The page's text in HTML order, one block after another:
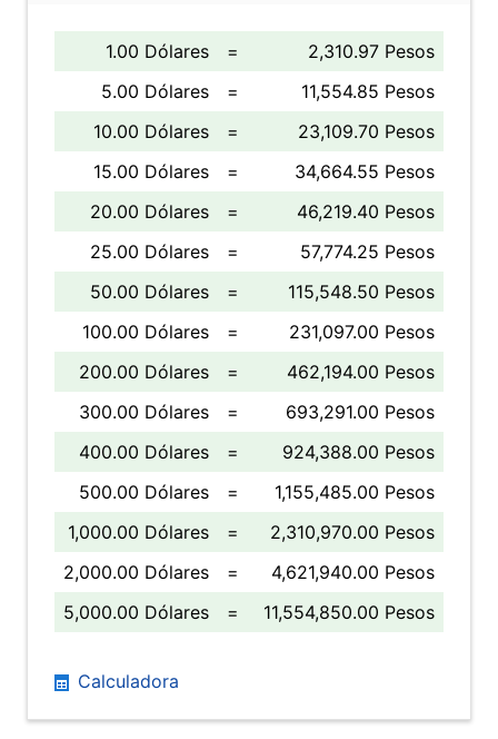
1.00 Dólares =
2,310.97 Pesos
5.00 Dólares
=
11,554.85 Pesos
10.00 Dólares
=
23,109.70 Pesos
15.00 Dólares
=
34,664.55 Pesos
20.00 Dólares
=
46,219.40 Pesos
25.00 Dólares
=
57,774.25 Pesos
50.00 Dólares
=
115,548.50 Pesos
100.00 Dólares
=
231,097.00 Pesos
200.00 Dólares
=
462,194.00 Pesos
300.00 Dólares
=
693,291.00 Pesos
400.00 Dólares
=
924,388.00 Pesos
500.00 Dólares
=
1,155,485.00 Pesos
1,000.00 Dólares
=
2,310,970.00 Pesos
2,000.00 Dólares
=
4,621,940.00 Pesos
5,000.00 Dólares
= 11,554,850.00 Pesos
Calculadora